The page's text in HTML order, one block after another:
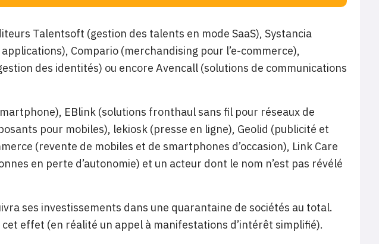
Talentsoft (gestion des talents en mode SaaS), Systancia
Compario (merchandising pour l’e-commerce),
des identités) ou encore Avencall (solutions de communications
EBlink (solutions fronthaul sans fil pour réseaux de
pour mobiles), lekiosk (presse en ligne), Geolid (publicité et
(revente de mobiles et de smartphones d’occasion), Link Care
en perte d’autonomie) et un acteur dont le nom n’est pas révélé
ses investissements dans une quarantaine de sociétés au total.
effet (en réalité un appel à manifestations d’intérêt simplifié).